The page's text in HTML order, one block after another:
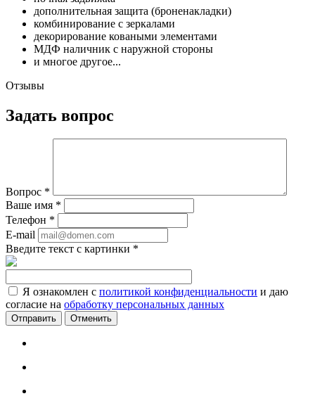
дополнительная защита (броненакладки)
комбинирование с зеркалами
декорирование коваными элементами
МДФ наличник с наружной стороны
и многое другое...
Отзывы
Задать вопрос
Вопрос *
Ваше имя *
Телефон *
E-mail
Введите текст с картинки *
Я ознакомлен с политикой конфиденциальности и даю
согласие на обработку персональных данных
Отменить